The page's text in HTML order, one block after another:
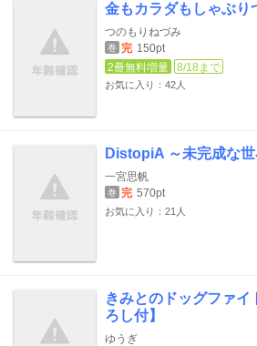
金もカラダもしゃぶり
つのもりねづみ
巻 完 150pt
2冊無料増量
8/18まで
お気に入り：42人
DistopiA ～未完成な世
一宮思帆
巻 完 570pt
お気に入り：21人
きみとのドッグファイ
ろし付】
ゆうぎ